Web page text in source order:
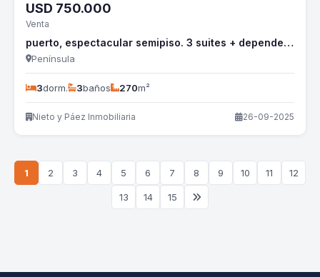
USD 750.000
Venta
puerto, espectacular semipiso. 3 suites + dependencia - nyp824a
Península
3dorm. 3baños 270m²
Nieto y Páez Inmobiliaria 26-09-2025
1 2 3 4 5 6 7 8 9 10 11 12
13 14 15